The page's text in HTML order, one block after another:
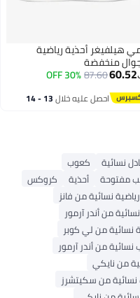
هيلفيغر أحذية رياضية
منخفضة
60.52
87.60
30% OFF
احصل عليه خلال 13 - 14
نسائية
كعوب
مفتوحة أحذية
كروكس
نسائية من فانز
من أندر آرمور
نسائية من لي كوبر
نسائية من أندر آرمور
من نايكي
نسائية من سكيتشرز